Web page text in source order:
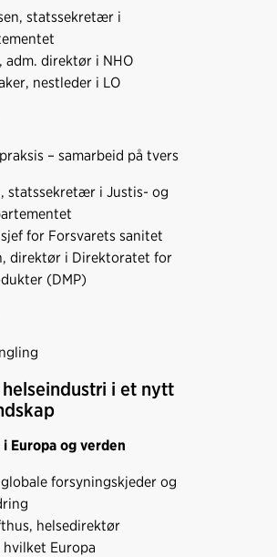
statssekretær i
adm. direktør i NHO
nestleder i LO
– samarbeid på tvers
statssekretær i Justis- og
for Forsvarets sanitet
direktør i Direktoratet for
(DMP)
i et nytt
i Europa og verden
forsyningskjeder og
helsedirektør
Europa